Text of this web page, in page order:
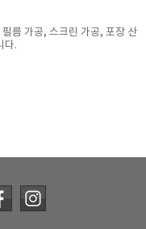
름 가공, 스크린 가공, 포장 산
다.